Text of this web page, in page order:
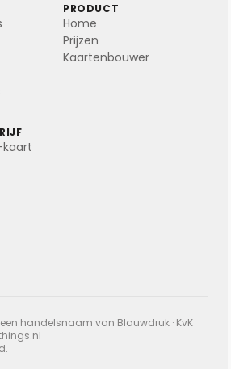
PRODUCT
Home
Prijzen
Kaartenbouwer
handelsnaam van Blauwdruk · KvK